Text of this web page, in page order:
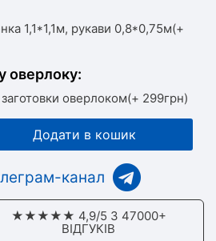
1,1*1,1м, рукави 0,8*0,75м(+
оверлоку:
оверлоком(+ 299грн)
Додати в кошик
канал
★★★★★ 4,9/5 З 47000+
ВІДГУКІВ